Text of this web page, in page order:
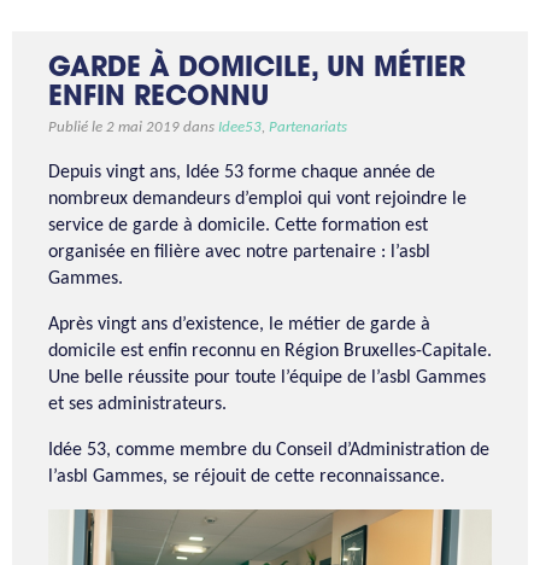
GARDE À DOMICILE, UN MÉTIER
ENFIN RECONNU
Publié le 2 mai 2019 dans Idee53, Partenariats
Depuis vingt ans, Idée 53 forme chaque année de
nombreux demandeurs d’emploi qui vont rejoindre le
service de garde à domicile. Cette formation est
organisée en filière avec notre partenaire : l’asbl
Gammes.
Après vingt ans d’existence, le métier de garde à
domicile est enfin reconnu en Région Bruxelles-Capitale.
Une belle réussite pour toute l’équipe de l’asbl Gammes
et ses administrateurs.
Idée 53, comme membre du Conseil d’Administration de
l’asbl Gammes, se réjouit de cette reconnaissance.